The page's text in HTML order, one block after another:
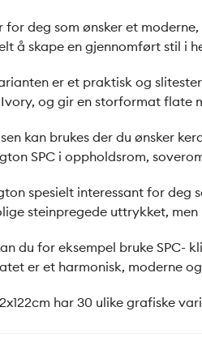
for deg som ønsker et
å skape en gjennomført stil i
er et praktisk og
og gir en storformat flate
kan brukes der du ønsker
SPC i oppholdsrom,
spesielt interessant for deg
steinpregede uttrykket,
du for eksempel bruke SPC-
er et harmonisk, moderne
har 30 ulike grafiske